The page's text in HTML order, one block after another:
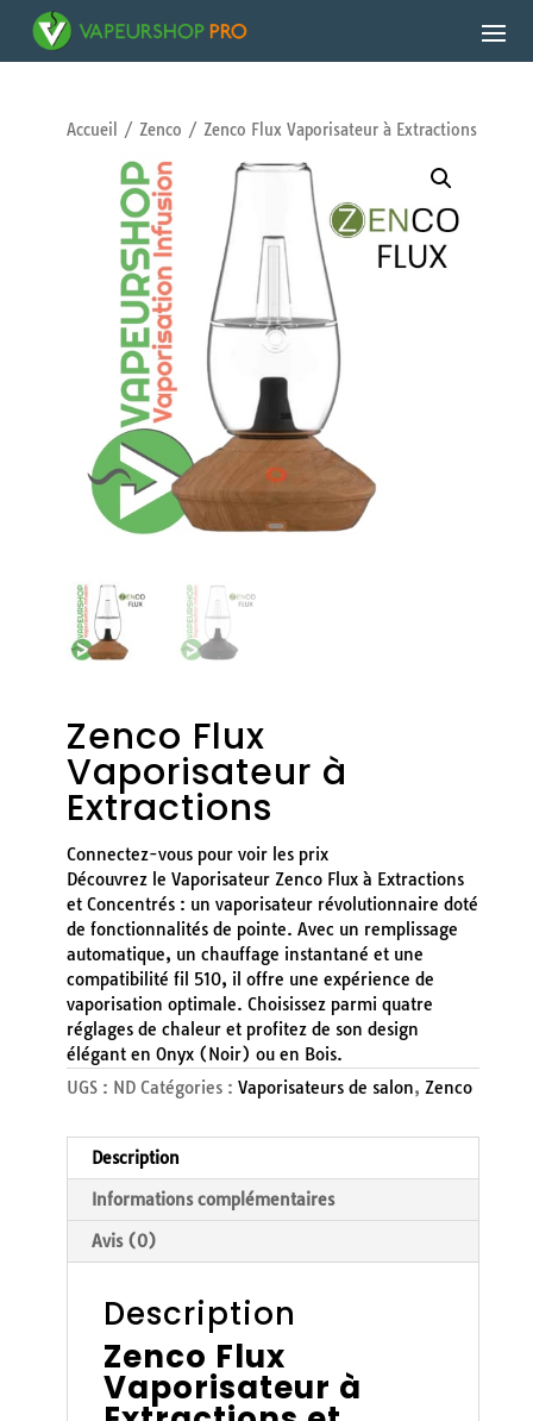
Accueil / Zenco / Zenco Flux Vaporisateur à Extractions
Zenco Flux
Vaporisateur à
Extractions
Connectez-vous pour voir les prix
Découvrez le Vaporisateur Zenco Flux à Extractions
et Concentrés : un vaporisateur révolutionnaire doté
de fonctionnalités de pointe. Avec un remplissage
automatique, un chauffage instantané et une
compatibilité fil 510, il offre une expérience de
vaporisation optimale. Choisissez parmi quatre
réglages de chaleur et profitez de son design
élégant en Onyx (Noir) ou en Bois.
UGS : ND Catégories : Vaporisateurs de salon, Zenco
Description
Informations complémentaires
Avis (0)
Description
Zenco Flux
Vaporisateur à